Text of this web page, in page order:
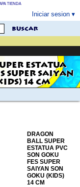
TIENDA
Iniciar sesion
buscar
ESTATUA
SUPER SAIYAN
14 CM
DRAGON
BALL SUPER
ESTATUA PVC
SON GOKU
FES SUPER
SAIYAN SON
GOKU (KIDS)
14 CM